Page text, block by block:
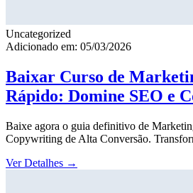
Uncategorized
Adicionado em: 05/03/2026
Baixar Curso de
Rápido: Domine SEO e
Baixe agora o guia definitivo de
Copywriting de Alta Conversão.
Ver Detalhes →